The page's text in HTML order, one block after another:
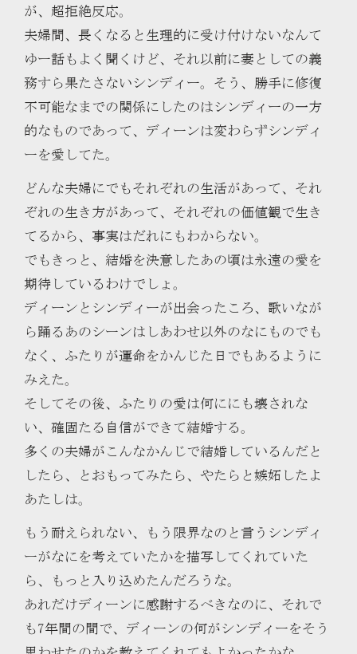
が、超拒絶反応。
夫婦間、長くなると生理的に受け付けないなんて
ゆー話もよく聞くけど、それ以前に妻としての義
務すら果たさないシンディー。そう、勝手に修復
不可能なまでの関係にしたのはシンディーの一方
的なものであって、ディーンは変わらずシンディ
ーを愛してた。
どんな夫婦にでもそれぞれの生活があって、それ
ぞれの生き方があって、それぞれの価値観で生き
てるから、事実はだれにもわからない。
でもきっと、結婚を決意したあの頃は永遠の愛を
期待しているわけでしょ。
ディーンとシンディーが出会ったころ、歌いなが
ら踊るあのシーンはしあわせ以外のなにものでも
なく、ふたりが運命をかんじた日でもあるように
みえた。
そしてその後、ふたりの愛は何ににも壊されな
い、確固たる自信ができて結婚する。
多くの夫婦がこんなかんじで結婚しているんだと
したら、とおもってみたら、やたらと嫉妬したよ
あたしは。
もう耐えられない、もう限界なのと言うシンディ
ーがなにを考えていたかを描写してくれていた
ら、もっと入り込めたんだろうな。
あれだけディーンに感謝するべきなのに、それで
も7年間の間で、ディーンの何がシンディーをそう